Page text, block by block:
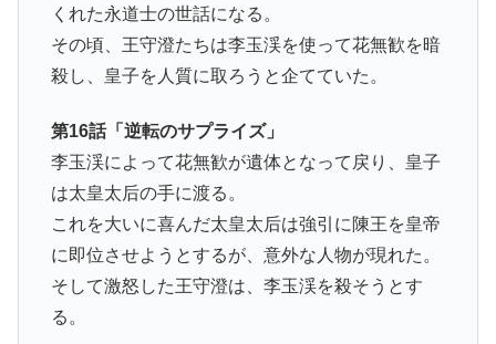
くれた永道士の世話になる。
その頃、王守澄たちは李玉渓を使って花無歓を暗
殺し、皇子を人質に取ろうと企てていた。
第16話「逆転のサプライズ」
李玉渓によって花無歓が遺体となって戻り、皇子
は太皇太后の手に渡る。
これを大いに喜んだ太皇太后は強引に陳王を皇帝
に即位させようとするが、意外な人物が現れた。
そして激怒した王守澄は、李玉渓を殺そうとす
る。